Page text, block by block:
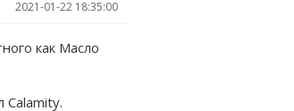
2021-01-22 18:35:00
как Масло
Calamity.